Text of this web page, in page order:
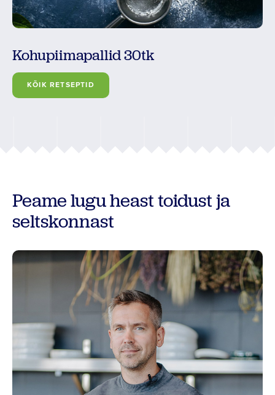
Kohupiimapallid 30tk
KÕIK RETSEPTID
Peame lugu heast toidust ja
seltskonnast